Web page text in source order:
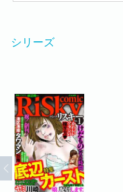
シリーズ